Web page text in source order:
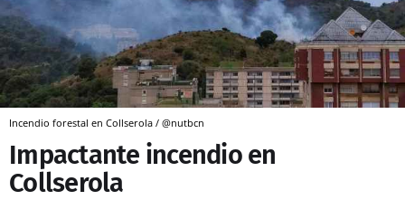
Incendio forestal en Collserola / @nutbcn
Impactante incendio en
Collserola